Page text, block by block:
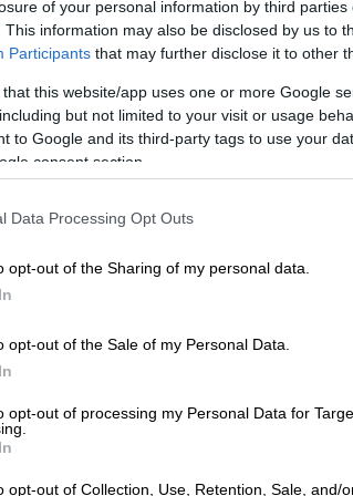
of your personal information by third parties
This information may also be disclosed by us to
Participants that may further disclose it to other
that this website/app uses one or more Google
but not limited to your visit or usage
to Google and its third-party tags to use your
consent section.
Data Processing Opt Outs
opt-out of the Sharing of my personal data.
opt-out of the Sale of my Personal Data.
opt-out of processing my Personal Data for
opt-out of Collection, Use, Retention, Sale, and/
4
1/2
1/2
κάσιους